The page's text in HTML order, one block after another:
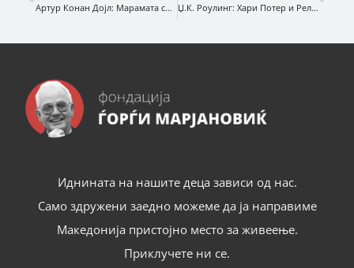
Артур Конан Дојл: Марамата со точки Џ.К. Роулинг: Хари Потер и Реликвиите на смртта
Иднината на нашите деца зависи од нас.
Само здружени заедно можеме да ја направиме
Македонија пристојно место за живеење.
Приклучете ни се.